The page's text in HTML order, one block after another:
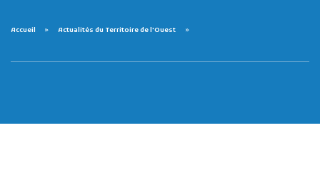
Accueil Actualités du Territoire de l'Ouest